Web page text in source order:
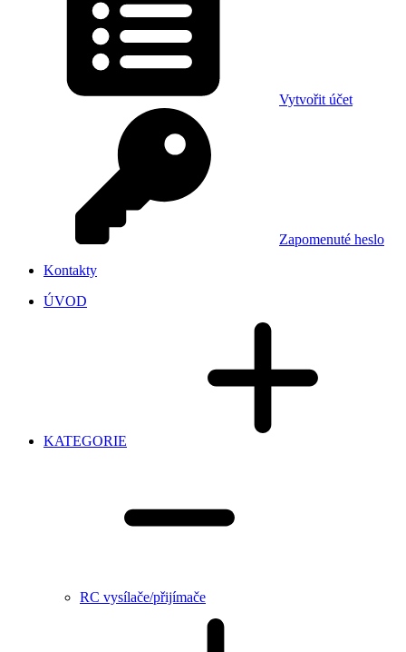
Vytvořit účet
Zapomenuté heslo
Kontakty
ÚVOD
KATEGORIE
RC vysílače/přijímače